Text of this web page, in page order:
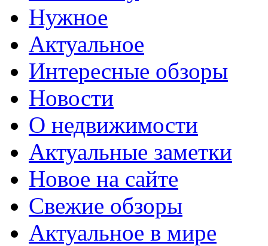
Нужное
Актуальное
Интересные обзоры
Новости
О недвижимости
Актуальные заметки
Новое на сайте
Свежие обзоры
Актуальное в мире